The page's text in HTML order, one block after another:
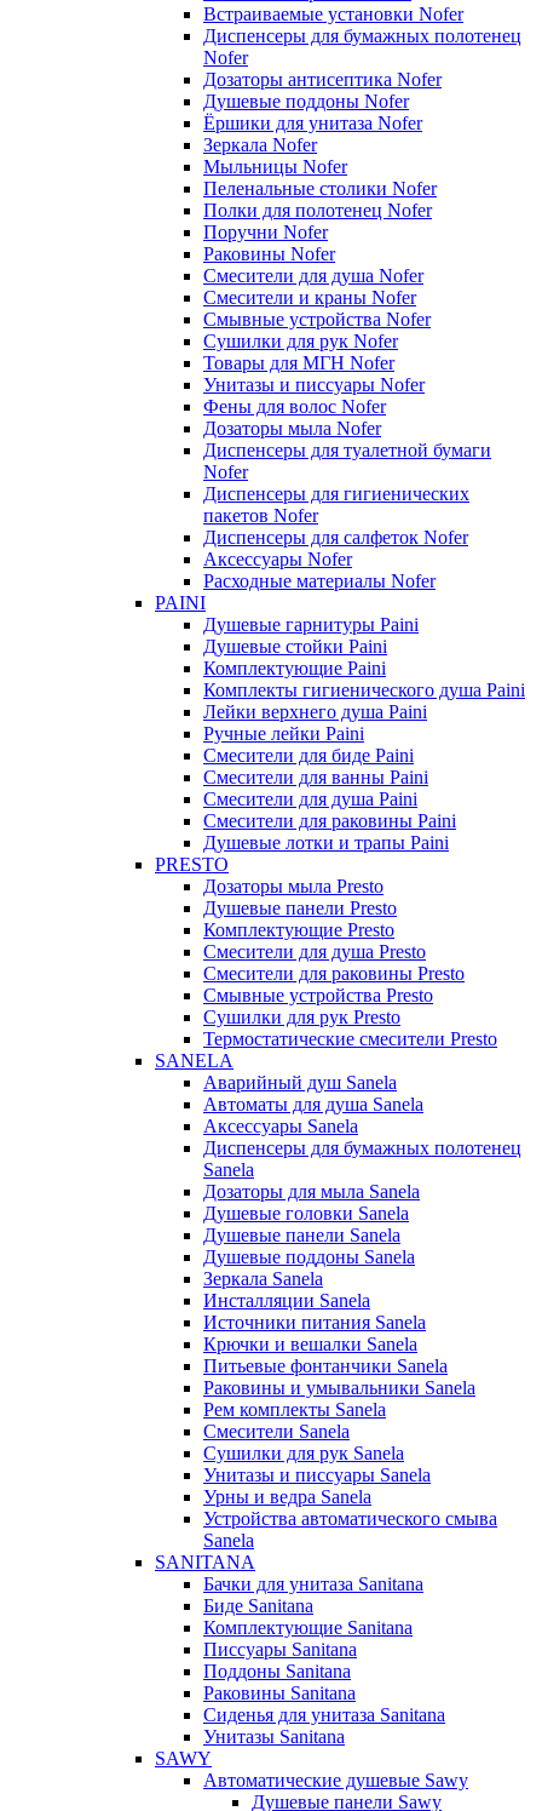
Встраиваемые установки Nofer
Диспенсеры для бумажных полотенец
Nofer
Дозаторы антисептика Nofer
Душевые поддоны Nofer
Ёршики для унитаза Nofer
Зеркала Nofer
Мыльницы Nofer
Пеленальные столики Nofer
Полки для полотенец Nofer
Поручни Nofer
Раковины Nofer
Смесители для душа Nofer
Смесители и краны Nofer
Смывные устройства Nofer
Сушилки для рук Nofer
Товары для МГН Nofer
Унитазы и писсуары Nofer
Фены для волос Nofer
Дозаторы мыла Nofer
Диспенсеры для туалетной бумаги
Nofer
Диспенсеры для гигиенических
пакетов Nofer
Диспенсеры для салфеток Nofer
Аксессуары Nofer
Расходные материалы Nofer
PAINI
Душевые гарнитуры Paini
Душевые стойки Paini
Комплектующие Paini
Комплекты гигиенического душа Paini
Лейки верхнего душа Paini
Ручные лейки Paini
Смесители для биде Paini
Смесители для ванны Paini
Смесители для душа Paini
Смесители для раковины Paini
Душевые лотки и трапы Paini
PRESTO
Дозаторы мыла Presto
Душевые панели Presto
Комплектующие Presto
Смесители для душа Presto
Смесители для раковины Presto
Смывные устройства Presto
Сушилки для рук Presto
Термостатические смесители Presto
SANELA
Аварийный душ Sanela
Автоматы для душа Sanela
Аксессуары Sanela
Диспенсеры для бумажных полотенец
Sanela
Дозаторы для мыла Sanela
Душевые головки Sanela
Душевые панели Sanela
Душевые поддоны Sanela
Зеркала Sanela
Инсталляции Sanela
Источники питания Sanela
Крючки и вешалки Sanela
Питьевые фонтанчики Sanela
Раковины и умывальники Sanela
Рем комплекты Sanela
Смесители Sanela
Сушилки для рук Sanela
Унитазы и писсуары Sanela
Урны и ведра Sanela
Устройства автоматического смыва
Sanela
SANITANA
Бачки для унитаза Sanitana
Биде Sanitana
Комплектующие Sanitana
Писсуары Sanitana
Поддоны Sanitana
Раковины Sanitana
Сиденья для унитаза Sanitana
Унитазы Sanitana
SAWY
Автоматические душевые Sawy
Душевые панели Sawy